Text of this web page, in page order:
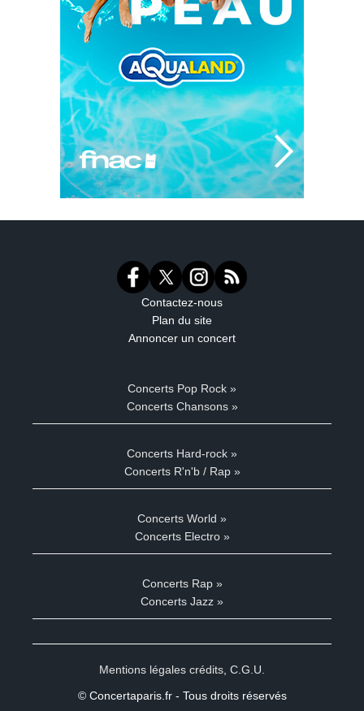
Contactez-nous
Plan du site
Annoncer un concert
Concerts Pop Rock »
Concerts Chansons »
Concerts Hard-rock »
Concerts R'n'b / Rap »
Concerts World »
Concerts Electro »
Concerts Rap »
Concerts Jazz »
Mentions légales crédits C.G.U.
© Concertaparis.fr - Tous droits réservés